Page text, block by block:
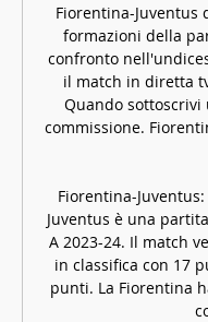
Fiorentina-Juventus
formazioni della
confronto
il match in diretta
Quando
commissione.
Fiorentina-
Juventus è una
A 2023-24. Il match
in classifica con 17
punti. La Fiorentina